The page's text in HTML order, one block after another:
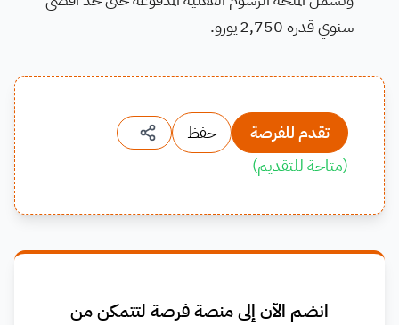
سنوي قدره 2,750 يورو.
تقدم للفرصة
حفظ
(متاحة للتقديم)
انضم الآن إلى منصة فرصة لتتمكن من